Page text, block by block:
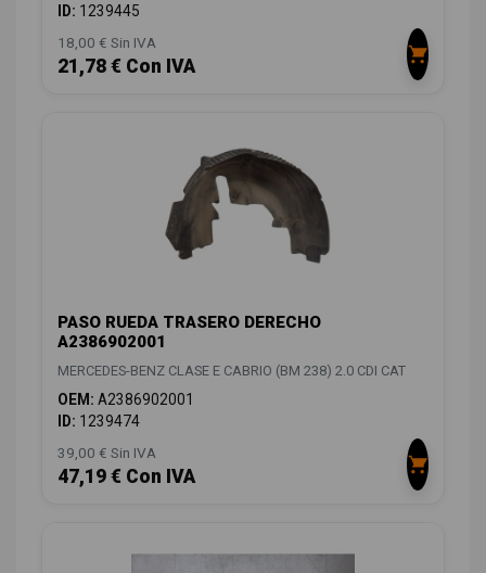
ID: 1239445
18,00 € Sin IVA
21,78 € Con IVA
PASO RUEDA TRASERO DERECHO
A2386902001
MERCEDES-BENZ CLASE E CABRIO (BM 238) 2.0 CDI CAT
OEM: A2386902001
ID: 1239474
39,00 € Sin IVA
47,19 € Con IVA